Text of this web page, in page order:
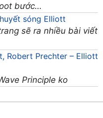
bước…
sóng Elliott
sẽ ra nhiều bài viết
Robert Prechter – Elliott
Principle ko